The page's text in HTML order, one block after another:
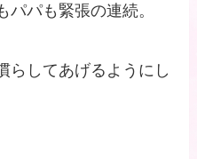
パも緊張の連続。
らしてあげるようにし